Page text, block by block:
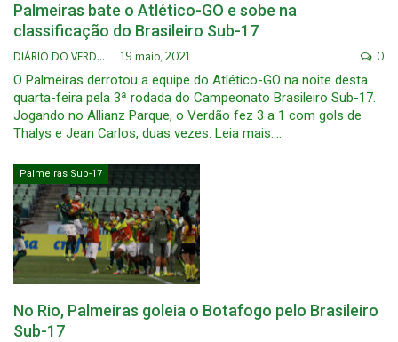
Palmeiras bate o Atlético-GO e sobe na
classificação do Brasileiro Sub-17
DIÁRIO DO VERDÃO 19 maio, 2021 0
O Palmeiras derrotou a equipe do Atlético-GO na noite desta
quarta-feira pela 3ª rodada do Campeonato Brasileiro Sub-17.
Jogando no Allianz Parque, o Verdão fez 3 a 1 com gols de
Thalys e Jean Carlos, duas vezes. Leia mais:…
Palmeiras Sub-17
No Rio, Palmeiras goleia o Botafogo pelo Brasileiro
Sub-17